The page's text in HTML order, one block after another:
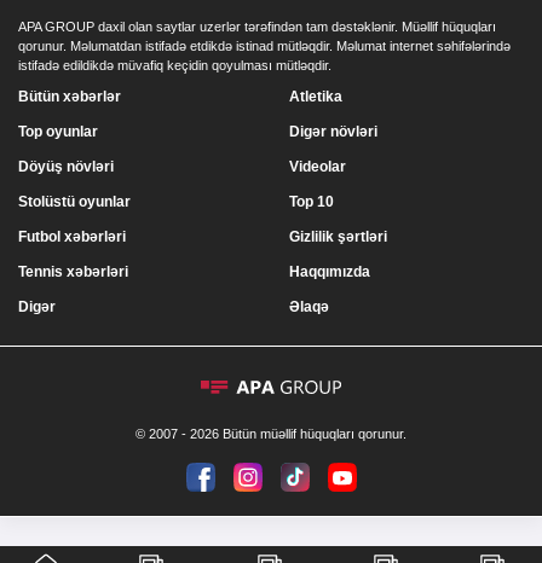
APA GROUP daxil olan saytlar uzerlər tərəfindən tam dəstəklənir. Müəllif hüquqları
qorunur. Məlumatdan istifadə etdikdə istinad mütləqdir. Məlumat internet səhifələrində
istifadə edildikdə müvafiq keçidin qoyulması mütləqdir.
Bütün xəbərlər
Top oyunlar
Döyüş növləri
Stolüstü oyunlar
Atletika
Digər növləri
Videolar
Top 10
Futbol xəbərləri
Tennis xəbərləri
Digər
Gizlilik şərtləri
Haqqımızda
Əlaqə
© 2007 - 2026 Bütün müəllif hüquqları qorunur.